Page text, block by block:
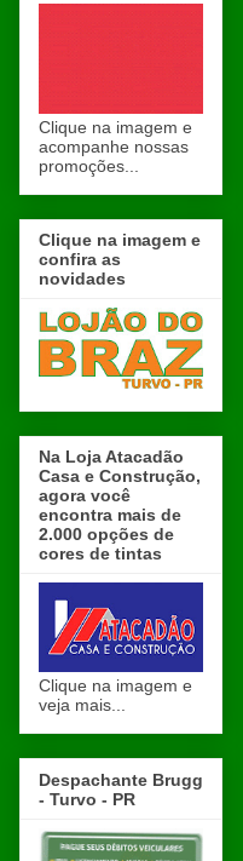
Clique na imagem e
acompanhe nossas
promoções...
Clique na imagem e
confira as
novidades
Na Loja Atacadão
Casa e Construção,
agora você
encontra mais de
2.000 opções de
cores de tintas
Clique na imagem e
veja mais...
Despachante Brugg
- Turvo - PR